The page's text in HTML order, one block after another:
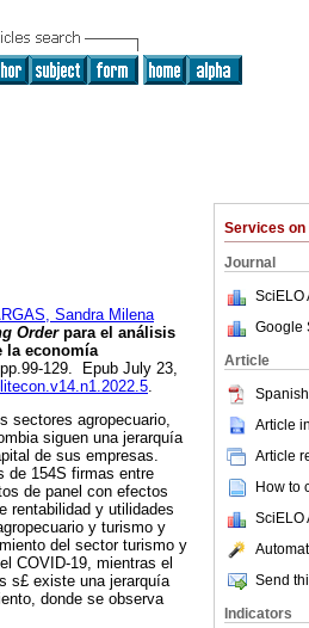
Services on
Journal
SciELO
Google
Article
Article
Article
How to
SciELO
Send
Indicators
Sandra Milena
Orderpara el análisis
la economía
129. Epub July 23,
.
sectores agropecuario,
siguen una jerarquía
de sus empresas.
de 154S firmas entre
de panel con efectos
rentabilidad y utilidades
y turismo y
del sector turismo y
COVID-19, mientras el
s£ existe una jerarquía
donde se observa